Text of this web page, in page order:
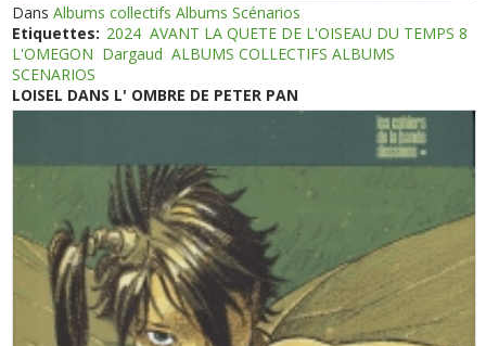
DansAlbums collectifs Albums Scénarios
Etiquettes: 2024 AVANT LA QUETE DE L'OISEAU DU TEMPS 8
L'OMEGON Dargaud ALBUMS COLLECTIFS ALBUMS
SCENARIOS
LOISEL DANS L' OMBRE DE PETER PAN